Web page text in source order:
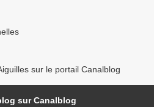
sur le portail Canalblog
sur Canalblog